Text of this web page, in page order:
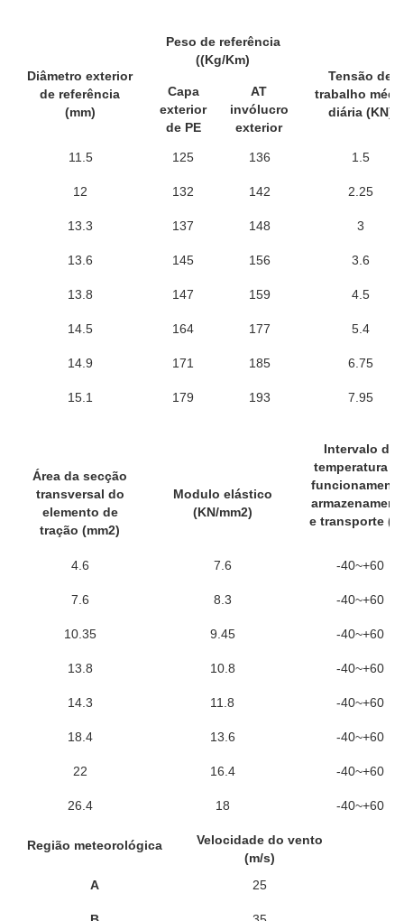
Diâmetro exterior
de referência
(mm)
Peso de referência
((Kg/Km)
Tensão de
trabalho
diária (KN)
Capa
exterior
de PE
AT
invólucro
exterior
11.5 125 136 1.5
12 132 142 2.25
13.3 137 148 3
13.6 145 156 3.6
13.8 147 159 4.5
14.5 164 177 5.4
14.9 171 185 6.75
15.1 179 193 7.95
Área da secção
transversal do
elemento de
tração (mm2)
Modulo elástico
(KN/mm2)
Intervalo de
temperatura
e transporte
4.6 7.6 -40~+60
7.6 8.3 -40~+60
10.35 9.45 -40~+60
13.8 10.8 -40~+60
14.3 11.8 -40~+60
18.4 13.6 -40~+60
22 16.4 -40~+60
26.4 18 -40~+60
Região meteorológica
Velocidade do vento
(m/s)
A 25